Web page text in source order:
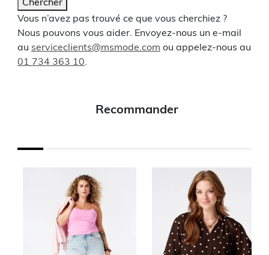
Vous n’avez pas trouvé ce que vous cherchiez ?
Nous pouvons vous aider. Envoyez-nous un e-mail
au serviceclients@msmode.com ou appelez-nous au
01 734 363 10
Recommander